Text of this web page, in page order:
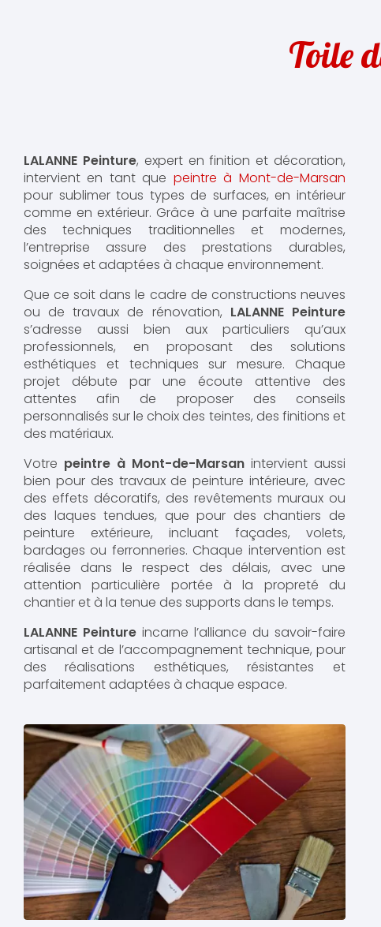
Toile
LALANNE Peinture, expert en finition et décoration,
intervient en tant que peintre à Mont-de-Marsan
pour sublimer tous types de surfaces, en intérieur
comme en extérieur. Grâce à une parfaite maîtrise
des techniques traditionnelles et modernes,
l’entreprise assure des prestations durables,
soignées et adaptées à chaque environnement.
Que ce soit dans le cadre de constructions neuves
ou de travaux de rénovation, LALANNE Peinture
s’adresse aussi bien aux particuliers qu’aux
professionnels, en proposant des solutions
esthétiques et techniques sur mesure. Chaque
projet débute par une écoute attentive des
attentes afin de proposer des conseils
personnalisés sur le choix des teintes, des finitions et
des matériaux.
Votre peintre à Mont-de-Marsan intervient aussi
bien pour des travaux de peinture intérieure, avec
des effets décoratifs, des revêtements muraux ou
des laques tendues, que pour des chantiers de
peinture extérieure, incluant façades, volets,
bardages ou ferronneries. Chaque intervention est
réalisée dans le respect des délais, avec une
attention particulière portée à la propreté du
chantier et à la tenue des supports dans le temps.
LALANNE Peinture incarne l’alliance du savoir-faire
artisanal et de l’accompagnement technique, pour
des réalisations esthétiques, résistantes et
parfaitement adaptées à chaque espace.